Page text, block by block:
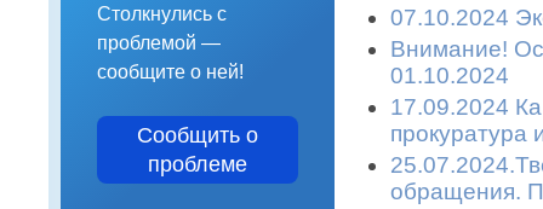
Столкнулись с
проблемой —
сообщите о ней!
Сообщить о
проблеме
07.10.2024
Внимание!
01.10.2024
17.09.2024
прокуратура
обращения.